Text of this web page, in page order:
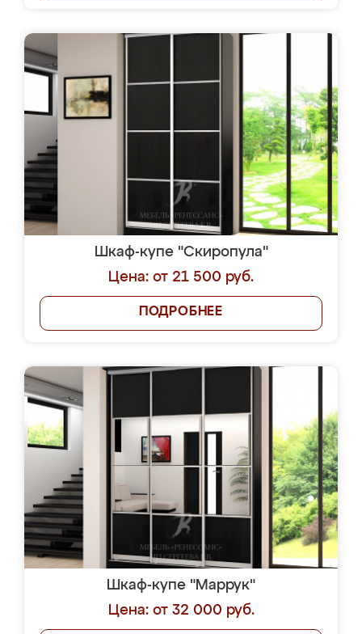
Шкаф-купе "Скиропула"
Цена: от 21 500 руб.
ПОДРОБНЕЕ
Шкаф-купе "Маррук"
Цена: от 32 000 руб.